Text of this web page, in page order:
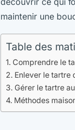
maintenir une
Table des
Comprendre le
Enlever le tartre
Gérer le tartre
Méthodes